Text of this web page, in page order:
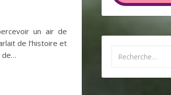
un air de
de l’histoire et
de…